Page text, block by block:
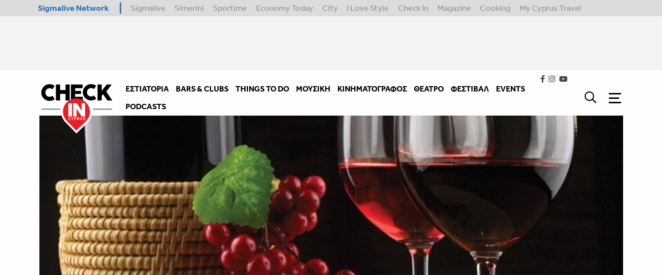
Sigmalive Network Sigmalive Simerini Sportime Economy Today City I Love Style Check In Magazine Cooking My Cyprus Travel
ΕΣΤΙΑΤΌΡΙΑ BARS & CLUBS THINGS TO DO ΜΟΥΣΙΚΉ ΚΙΝΗΜΑΤΟΓΡΆΦΟΣ ΘΈΑΤΡΟ ΦΕΣΤΙΒΑΛ
EVENTS
PODCASTS